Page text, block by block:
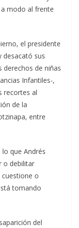
modo al frente
el presidente
desacató sus
derechos de niñas
Infantiles-,
recortes al
de la
entre
que Andrés
o debilitar
o
tomando
del